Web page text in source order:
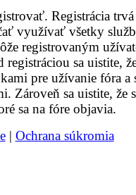
Registrácia
využívať všetky
registrovaným
sa uistite,
pre užívanie fóra a
Zároveň sa uistite, že
sa na fóre objavia.
| Ochrana súkromia